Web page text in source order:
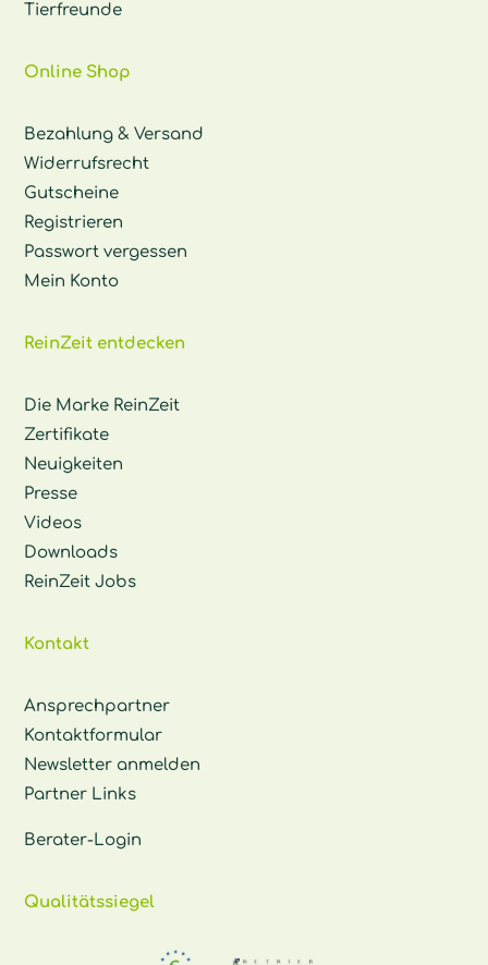
Tierfreunde
Online Shop
Bezahlung & Versand
Widerrufsrecht
Gutscheine
Registrieren
Passwort vergessen
Mein Konto
ReinZeit entdecken
Die Marke ReinZeit
Zertifikate
Neuigkeiten
Presse
Videos
Downloads
ReinZeit Jobs
Kontakt
Ansprechpartner
Kontaktformular
Newsletter anmelden
Partner Links
Berater-Login
Qualitätssiegel